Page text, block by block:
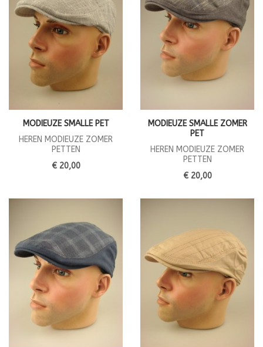
MODIEUZE SMALLE PET
HEREN MODIEUZE ZOMER
PETTEN
€ 20,00
MODIEUZE SMALLE ZOMER
PET
HEREN MODIEUZE ZOMER
PETTEN
€ 20,00